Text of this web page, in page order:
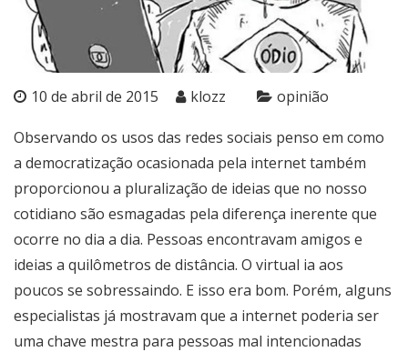
10 de abril de 2015 klozz opinião
Observando os usos das redes sociais penso em como
a democratização ocasionada pela internet também
proporcionou a pluralização de ideias que no nosso
cotidiano são esmagadas pela diferença inerente que
ocorre no dia a dia. Pessoas encontravam amigos e
ideias a quilômetros de distância. O virtual ia aos
poucos se sobressaindo. E isso era bom. Porém, alguns
especialistas já mostravam que a internet poderia ser
uma chave mestra para pessoas mal intencionadas